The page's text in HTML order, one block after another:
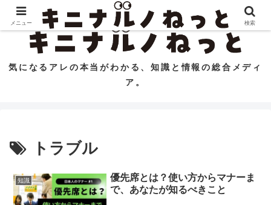
コンテンツへスキップ
気になるアレの本当がわかる、知識と情報の総合メディ
ア。
トラブル
知識
優先席とは？使い方からマナーま
で、あなたが知るべきこと
メニュー 検索